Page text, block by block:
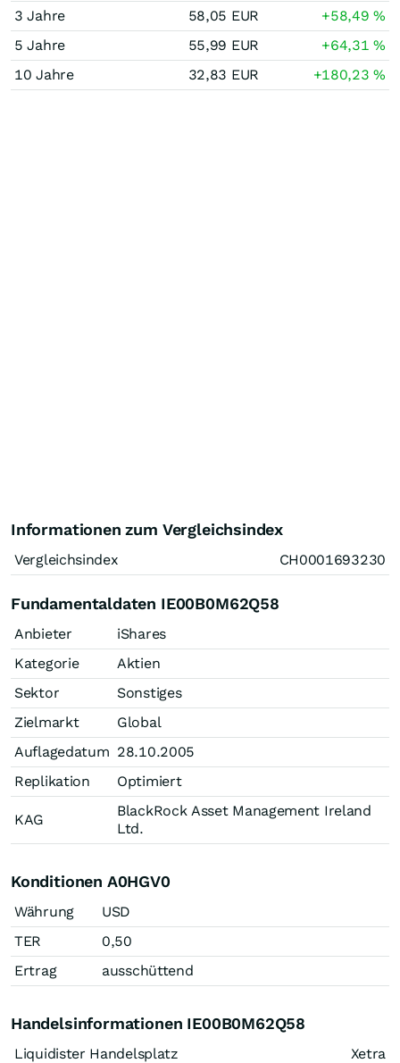
3 Jahre 58,05 EUR +58,49%
5 Jahre
55,99 EUR +64,31%
10 Jahre
32,83 EUR +180,23%
Informationen zum Vergleichsindex
Vergleichsindex CH0001693230
Fundamentaldaten IE00B0M62Q58
Anbieter
iShares
Kategorie
Aktien
Sektor
Sonstiges
Zielmarkt
Global
Auflagedatum 28.10.2005
Replikation
Optimiert
KAG
BlackRock Asset Management Ireland
Ltd.
Konditionen A0HGV0
Währung
USD
TER
0,50
Ertrag
ausschüttend
Handelsinformationen IE00B0M62Q58
Liquidister Handelsplatz Xetra